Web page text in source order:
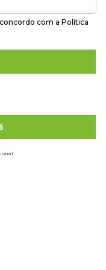
com a Política